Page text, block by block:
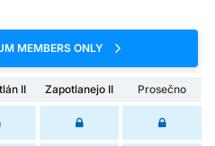
MEMBERS ONLY
II Zapotlanejo II
Prosečno